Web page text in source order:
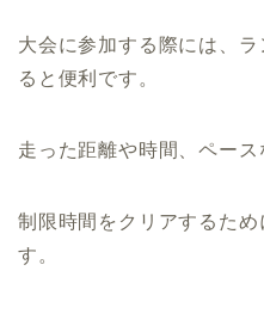
大会に参加する際には、
ると便利です。
走った距離や時間、ペース
制限時間をクリアするた
す。